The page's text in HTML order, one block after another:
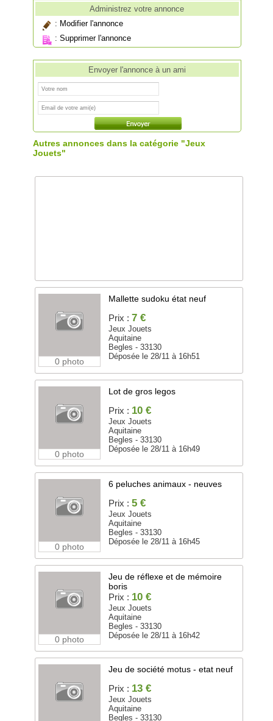
Administrez votre annonce
: Modifier l'annonce
:Supprimer l'annonce
Envoyer l'annonce à un ami
Autres annonces dans la catégorie "Jeux
Jouets"
0 photo
Mallette sudoku état neuf
Prix : 7 €
Jeux Jouets
Aquitaine
Begles - 33130
Déposée le 28/11 à 16h51
0 photo
Lot de gros legos
Prix : 10 €
Jeux Jouets
Aquitaine
Begles - 33130
Déposée le 28/11 à 16h49
0 photo
6 peluches animaux - neuves
Prix : 5 €
Jeux Jouets
Aquitaine
Begles - 33130
Déposée le 28/11 à 16h45
0 photo
Jeu de réflexe et de mémoire
boris
Prix : 10 €
Jeux Jouets
Aquitaine
Begles - 33130
Déposée le 28/11 à 16h42
Jeu de société motus - etat neuf
Prix : 13 €
Jeux Jouets
Aquitaine
Begles - 33130